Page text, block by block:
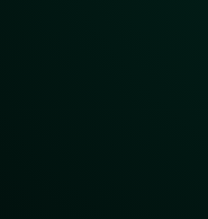
Nüsse
von Meyer abläuft.